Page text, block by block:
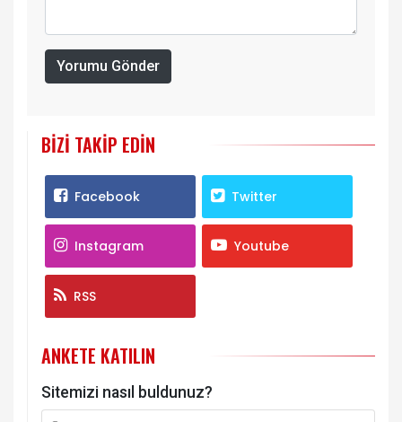
Yorumu Gönder
BIZI TAKIP EDIN
Facebook Twitter
Instagram Youtube
RSS
ANKETE KATILIN
Sitemizi nasıl buldunuz?